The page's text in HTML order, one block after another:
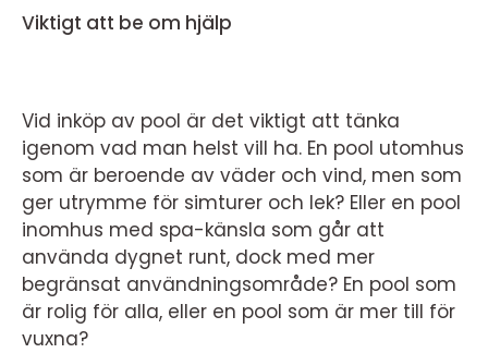
Viktigt att be om hjälp
Vid inköp av pool är det viktigt att tänka
igenom vad man helst vill ha. En pool utomhus
som är beroende av väder och vind, men som
ger utrymme för simturer och lek? Eller en pool
inomhus med spa-känsla som går att
använda dygnet runt, dock med mer
begränsat användningsområde? En pool som
är rolig för alla, eller en pool som är mer till för
vuxna?